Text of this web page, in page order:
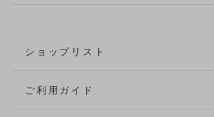
ショップリスト
ご利用ガイド